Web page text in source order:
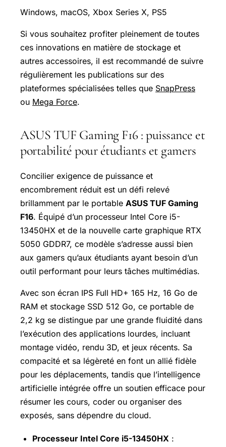
Windows, macOS, Xbox Series X, PS5
Si vous souhaitez profiter pleinement de toutes
ces innovations en matière de stockage et
autres accessoires, il est recommandé de suivre
régulièrement les publications sur des
plateformes spécialisées telles que SnapPress
ou Mega Force.
ASUS TUF Gaming F16 : puissance et
portabilité pour étudiants et gamers
Concilier exigence de puissance et
encombrement réduit est un défi relevé
brillamment par le portable ASUS TUF Gaming
F16. Équipé d’un processeur Intel Core i5-
13450HX et de la nouvelle carte graphique RTX
5050 GDDR7, ce modèle s’adresse aussi bien
aux gamers qu’aux étudiants ayant besoin d’un
outil performant pour leurs tâches multimédias.
Avec son écran IPS Full HD+ 165 Hz, 16 Go de
RAM et stockage SSD 512 Go, ce portable de
2,2 kg se distingue par une grande fluidité dans
l’exécution des applications lourdes, incluant
montage vidéo, rendu 3D, et jeux récents. Sa
compacité et sa légèreté en font un allié fidèle
pour les déplacements, tandis que l’intelligence
artificielle intégrée offre un soutien efficace pour
résumer les cours, coder ou organiser des
exposés, sans dépendre du cloud.
Processeur Intel Core i5-13450HX :